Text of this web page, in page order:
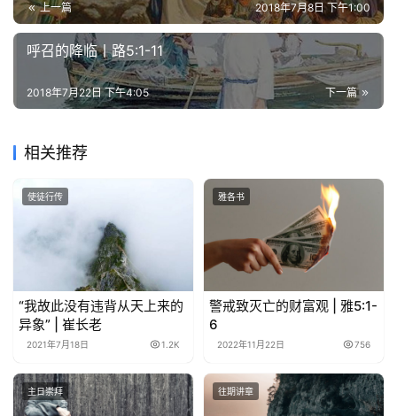
神
学
究
卷
经
回
应
于
我
登录 注册
上一篇 2018年7月8日 下午1:00
呼召的降临丨路5:1-11
下一篇
2018年7月22日 下午4:05
相关推荐
使徒行传
“我故此没有违背从天上来的
异象” | 崔长老
2021年7月18日 1.2K
雅各书
警戒致灭亡的财富观 | 雅5:1-
6
2022年11月22日 756
主日崇拜 往期讲章